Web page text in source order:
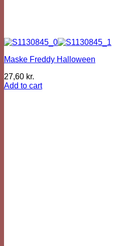
Maske Freddy Halloween
27,60 kr.
Add to cart